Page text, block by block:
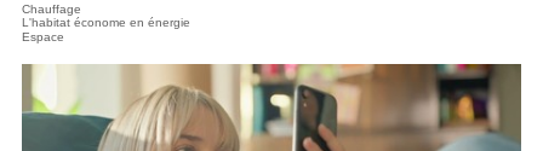
Chauffage
L'habitat économe en énergie
Espace